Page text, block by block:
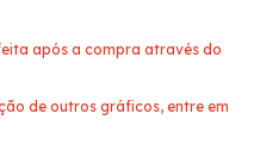
após a compra através do
de outros gráficos, entre em